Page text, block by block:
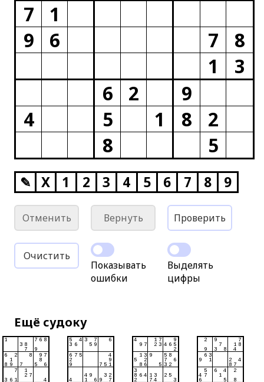
7
1
9
6 7
8
1
3
6
2
9
4
5 1 8
2
8
5
✎ X 1 2 3 4 5 6 7 8 9
Отменить Вернуть Проверить
Очистить
Показывать
ошибки
Выделять
цифры
Ещё судоку